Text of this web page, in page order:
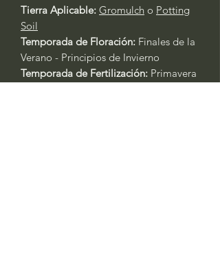
Tierra Aplicable: Gromulch o Potting
Soil
Temporada de Floración: Finales de la
Verano - Principios de Invierno
Temporada de Fertilización: Primavera